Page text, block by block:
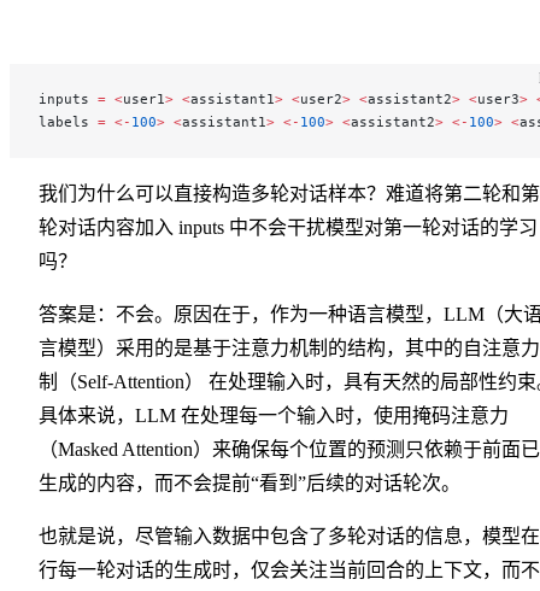
inputs = <user1> <assistant1> <user2> <assistant2> <user3>
labels = <- 100> <assistant1> <- 100> <assistant2> <- 100> <
我们为什么可以直接构造多轮对话样本？难道将第二轮和
轮对话内容加入 inputs 中不会干扰模型对第一轮对话的学习
吗？
答案是：不会。原因在于，作为一种语言模型，LLM（大
言模型）采用的是基于注意力机制的结构，其中的自注意
制（Self-Attention） 在处理输入时，具有天然的局部性约
具体来说，LLM 在处理每一个输入时，使用掩码注意力
（Masked Attention）来确保每个位置的预测只依赖于前面
生成的内容，而不会提前“看到”后续的对话轮次。
也就是说，尽管输入数据中包含了多轮对话的信息，模型
行每一轮对话的生成时，仅会关注当前回合的上下文，而